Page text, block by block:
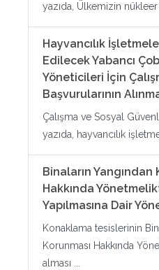
yazıda, Ülkemizin nükleer
Hayvancılık
Edilecek Yabancı
Yöneticileri İçin
Başvurularının
Çalışma ve Sosyal
yazıda, hayvancılık
Binaların Yangından
Hakkında
Yapılmasına Dair
Konaklama tesislerinin
Korunması Hakkında
alması ...